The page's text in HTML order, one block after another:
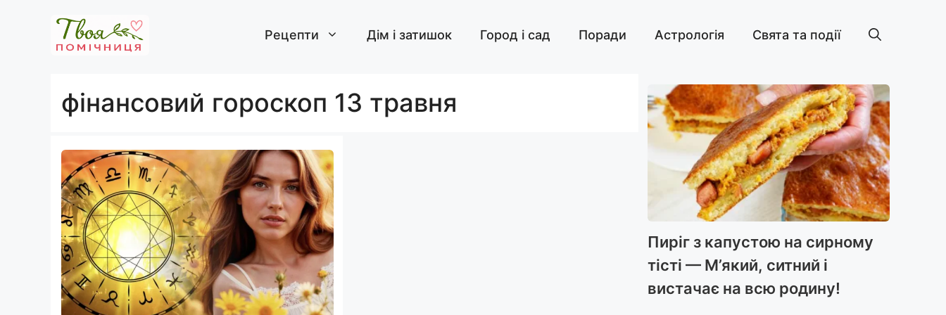
Рецепти Дім і затишок Город і сад Поради Астрологія Свята та події
фінансовий гороскоп 13 травня
Пиріг з капустою на сирному
тісті — М’який, ситний і
вистачає на всю родину!